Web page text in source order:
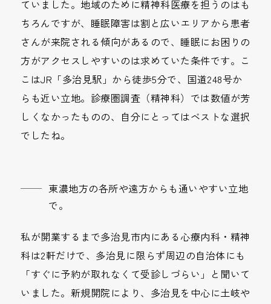
ていました。地域のために精神科医療を担うのはも
ちろんですが、睡眠障害は割と広いエリアから患者
さんが来院される傾向があるので、睡眠にお困りの
方がアクセスしやすいのは求めていた条件です。こ
こはJR「多治見駅」から徒歩5分で、国道248号か
らも近い立地。診療圏調査（精神科）では数値が芳
しくなかったものの、自分にとってはベストな選択
でしたね。
東濃地方の各所や遠方からも通いやすい立地
で。
私が開業するまで多治見市内にある心療内科・精神
科は2軒だけで、多治見に限らず周辺の自治体にも
「すぐに予約が取れなくて受診しづらい」と聞いて
いました。新規開院により、多治見を中心に土岐や